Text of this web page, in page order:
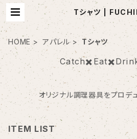
Tシャツ |
HOME アパレル Tシャツ
オリジナル調理器具をプロデ
ITEM LIST